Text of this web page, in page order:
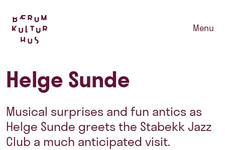
Menu
Helge Sunde
Musical surprises and fun antics as
Helge Sunde greets the Stabekk Jazz
Club a much anticipated visit.